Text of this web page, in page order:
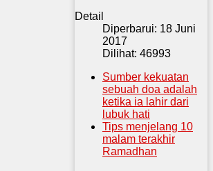
Detail
Diperbarui: 18 Juni
2017
Dilihat: 46993
Sumber kekuatan
sebuah doa adalah
ketika ia lahir dari
lubuk hati
Tips menjelang 10
malam terakhir
Ramadhan